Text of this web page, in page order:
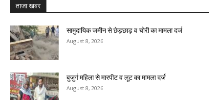
ताजा खबर
सामुदायिक जमीन से छेड़छाड़ व चोरी का मामला दर्ज
August 8, 2026
बुजुर्ग महिला से मारपीट व लूट का मामला दर्ज
August 8, 2026